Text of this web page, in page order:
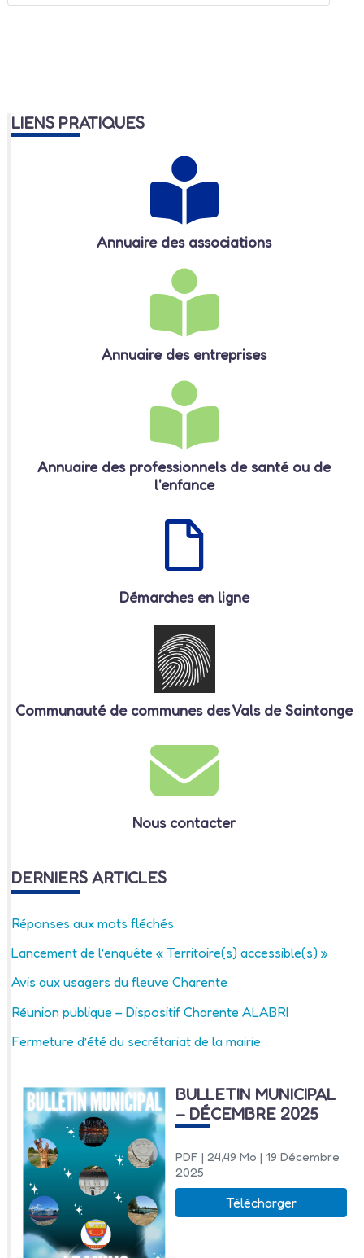
LIENS PRATIQUES
Annuaire des associations
Annuaire des entreprises
Annuaire des professionnels de santé ou de
l'enfance
Démarches en ligne
Communauté de communes des Vals de Saintonge
Nous contacter
DERNIERS ARTICLES
Réponses aux mots fléchés
Lancement de l’enquête « Territoire(s) accessible(s) »
Avis aux usagers du fleuve Charente
Réunion publique – Dispositif Charente ALABRI
Fermeture d’été du secrétariat de la mairie
BULLETIN MUNICIPAL
– DÉCEMBRE 2025
PDF | 24,49 Mo | 19 Décembre
2025
Télécharger